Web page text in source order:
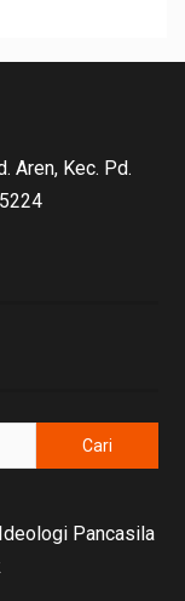
Aren, Kec. Pd.
Ideologi Pancasila